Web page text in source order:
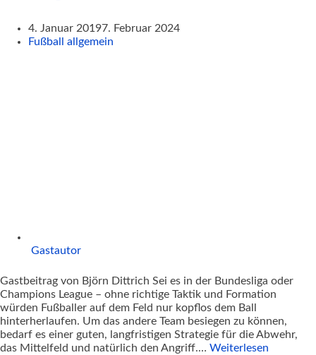
4. Januar 20197. Februar 2024
Fußball allgemein
Gastautor
Gastbeitrag von Björn Dittrich Sei es in der Bundesliga oder
Champions League – ohne richtige Taktik und Formation
würden Fußballer auf dem Feld nur kopflos dem Ball
hinterherlaufen. Um das andere Team besiegen zu können,
bedarf es einer guten, langfristigen Strategie für die Abwehr,
das Mittelfeld und natürlich den Angriff.… Weiterlesen